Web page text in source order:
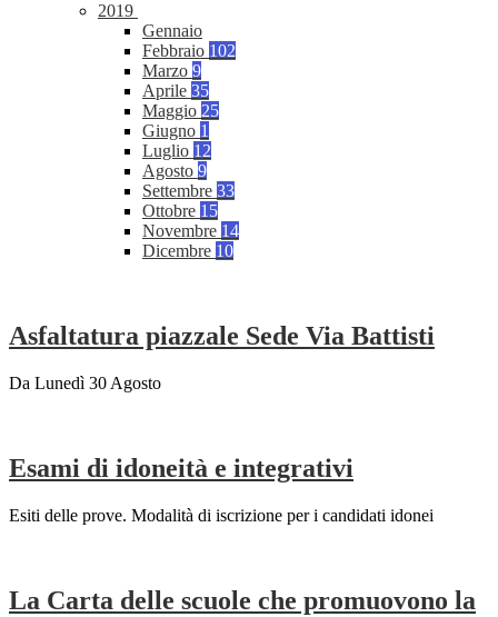
2019
Gennaio
Febbraio 102
Marzo 9
Aprile 35
Maggio 25
Giugno 1
Luglio 12
Agosto 9
Settembre 33
Ottobre 15
Novembre 14
Dicembre 10
Asfaltatura piazzale Sede Via Battisti
Da Lunedì 30 Agosto
Esami di idoneità e integrativi
Esiti delle prove. Modalità di iscrizione per i candidati idonei
La Carta delle scuole che promuovono la